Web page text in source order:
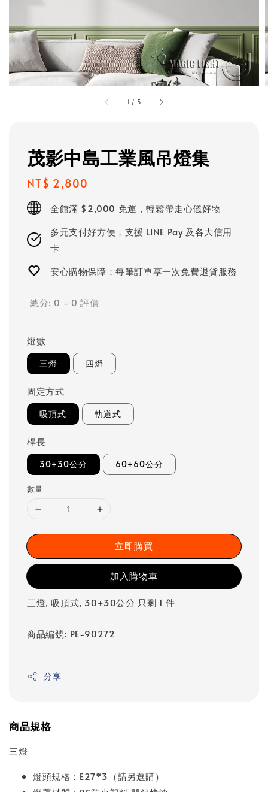
1 / 5
茂影中島工業風吊燈集
Regular
price
NT$ 2,800
全館滿 $2,000 免運，輕鬆帶走心儀好物
多元支付好方便，支援 LINE Pay 及各大信用
卡
安心購物保障：每筆訂單享一次免費退貨服務
總分: 0 - 0 評價
燈數
三燈 四燈
固定方式
吸頂式 軌道式
桿長
30+30公分 60+60公分
數量
立即購買
加入購物車
三燈, 吸頂式, 30+30公分 只剩 1 件
商品編號: PE-90272
分享
商品規格
三燈
燈頭規格：E27*3（請另選購）